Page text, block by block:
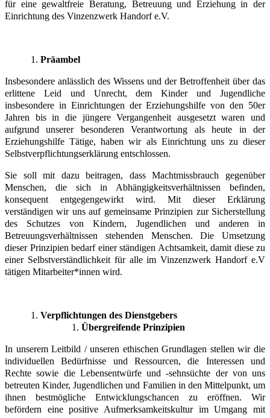
für eine gewaltfreie Beratung, Betreuung und Erziehung in der
Einrichtung des Vinzenzwerk Handorf e.V.
Präambel
Insbesondere anlässlich des Wissens und der Betroffenheit über das
erlittene Leid und Unrecht, dem Kinder und Jugendliche
insbesondere in Einrichtungen der Erziehungshilfe von den 50er
Jahren bis in die jüngere Vergangenheit ausgesetzt waren und
aufgrund unserer besonderen Verantwortung als heute in der
Erziehungshilfe Tätige, haben wir als Einrichtung uns zu dieser
Selbstverpflichtungserklärung entschlossen.
Sie soll mit dazu beitragen, dass Machtmissbrauch gegenüber
Menschen, die sich in Abhängigkeitsverhältnissen befinden,
konsequent entgegengewirkt wird. Mit dieser Erklärung
verständigen wir uns auf gemeinsame Prinzipien zur Sicherstellung
des Schutzes von Kindern, Jugendlichen und anderen in
Betreuungsverhältnissen stehenden Menschen. Die Umsetzung
dieser Prinzipien bedarf einer ständigen Achtsamkeit, damit diese zu
einer Selbstverständlichkeit für alle im Vinzenzwerk Handorf e.V
tätigen Mitarbeiter*innen wird.
Verpflichtungen des Dienstgebers
Übergreifende Prinzipien
In unserem Leitbild / unseren ethischen Grundlagen stellen wir die
individuellen Bedürfnisse und Ressourcen, die Interessen und
Rechte sowie die Lebensentwürfe und -sehnsüchte der von uns
betreuten Kinder, Jugendlichen und Familien in den Mittelpunkt, um
ihnen bestmögliche Entwicklungschancen zu eröffnen. Wir
befördern eine positive Aufmerksamkeitskultur im Umgang mit